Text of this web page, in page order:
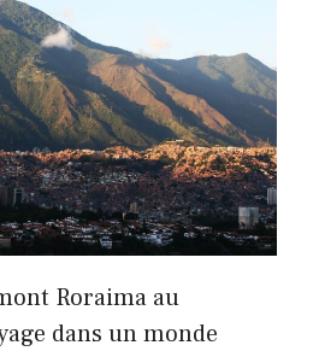
Roraima au
dans un monde